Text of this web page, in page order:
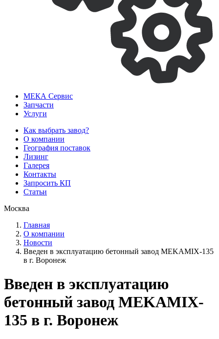
МЕКА Сервис
Запчасти
Услуги
Как выбрать завод?
О компании
География поставок
Лизинг
Галерея
Контакты
Запросить КП
Статьи
Москва
Главная
О компании
Новости
Введен в эксплуатацию бетонный завод MEKAMIX-135
в г. Воронеж
Введен в эксплуатацию
бетонный завод MEKAMIX-
135 в г. Воронеж